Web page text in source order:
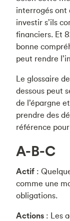
interrogés ont
investir s’ils
financiers. Et
bonne
peut rendre
Le glossaire
dessous peut
de l’épargne
prendre des
référence
A-B-C
Actif :
comme une
obligations.
Actions : Les